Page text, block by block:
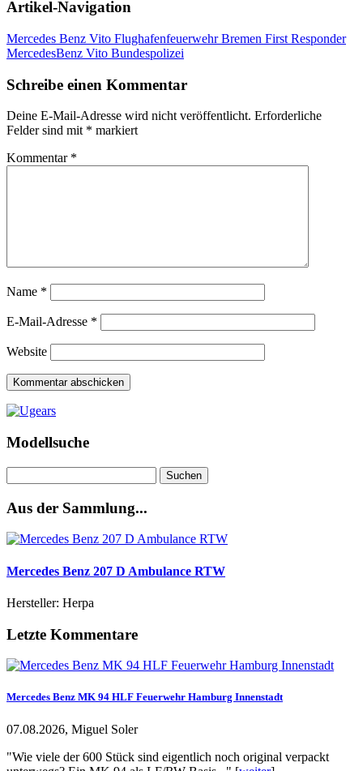
Artikel-Navigation
Mercedes Benz Vito Flughafenfeuerwehr Bremen First Responder
MercedesBenz Vito Bundespolizei
Schreibe einen Kommentar
Deine E-Mail-Adresse wird nicht veröffentlicht. Erforderliche
Felder sind mit * markiert
Kommentar *
Name *
E-Mail-Adresse *
Website
Modellsuche
nach:
Aus der Sammlung...
Mercedes Benz 207 D Ambulance RTW
Hersteller: Herpa
Letzte Kommentare
Mercedes Benz MK 94 HLF Feuerwehr Hamburg Innenstadt
07.08.2026, Miguel Soler
"Wie viele der 600 Stück sind eigentlich noch original verpackt